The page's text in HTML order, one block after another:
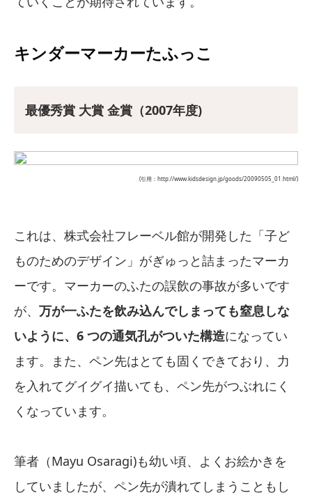
キンダーマーカーたふっこ
最優秀賞 大賞 金賞（2007年度)
(引用：http://www.kidsdesign.jp/goods/20090505_01.html/)
これは、株式会社フレーベル館が開発した「子ど
ものためのデザイン」がぎゅっと詰まったマーカ
ーです。マーカーのふたの誤飲の事故が多いです
が、 万が一ふたを飲み込んでしまっても窒息しな
いように、6 つの通気孔がついた構造になってい
ます。また、ペン先はとても固くできており、力
を入れてグイグイ描いても、ペン先がつぶれにく
くなっています。
筆者（Mayu Osaragi)も幼い頃、よくお絵かきを
していましたが、ペン先が潰れてしまうこともし